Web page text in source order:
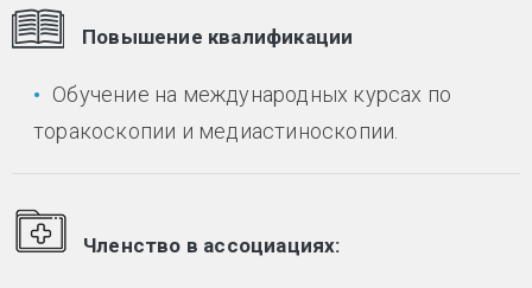
Повышение квалификации
Обучение на международных курсах по
торакоскопии и медиастиноскопии.
Членство в ассоциациях: